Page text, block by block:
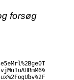
forsøg